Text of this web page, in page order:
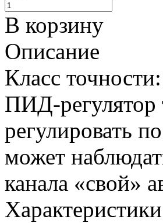
В корзину
Описание
Класс
ПИД-регулятор
регулировать
может
канала «свой»